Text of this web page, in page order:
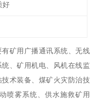
好
矿用广播通讯系统、无线
、矿用机电、风机在线监
术装备、煤矿火灾防治技
喷雾系统、供水施救矿用